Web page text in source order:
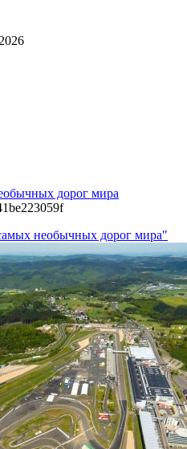
дорог мира
необычных дорог мира"